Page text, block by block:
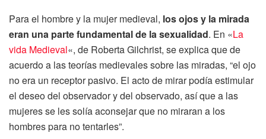
Para el hombre y la mujer medieval, los ojos y la mirada
eran una parte fundamental de la sexualidad. En «La
vida Medieval«, de Roberta Gilchrist, se explica que de
acuerdo a las teorías medievales sobre las miradas, “el ojo
no era un receptor pasivo. El acto de mirar podía estimular
el deseo del observador y del observado, así que a las
mujeres se les solía aconsejar que no miraran a los
hombres para no tentarles”.